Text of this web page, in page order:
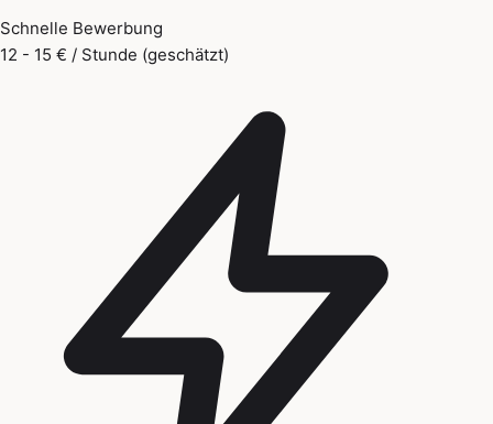
Schnelle Bewerbung
12 - 15 € / Stunde (geschätzt)